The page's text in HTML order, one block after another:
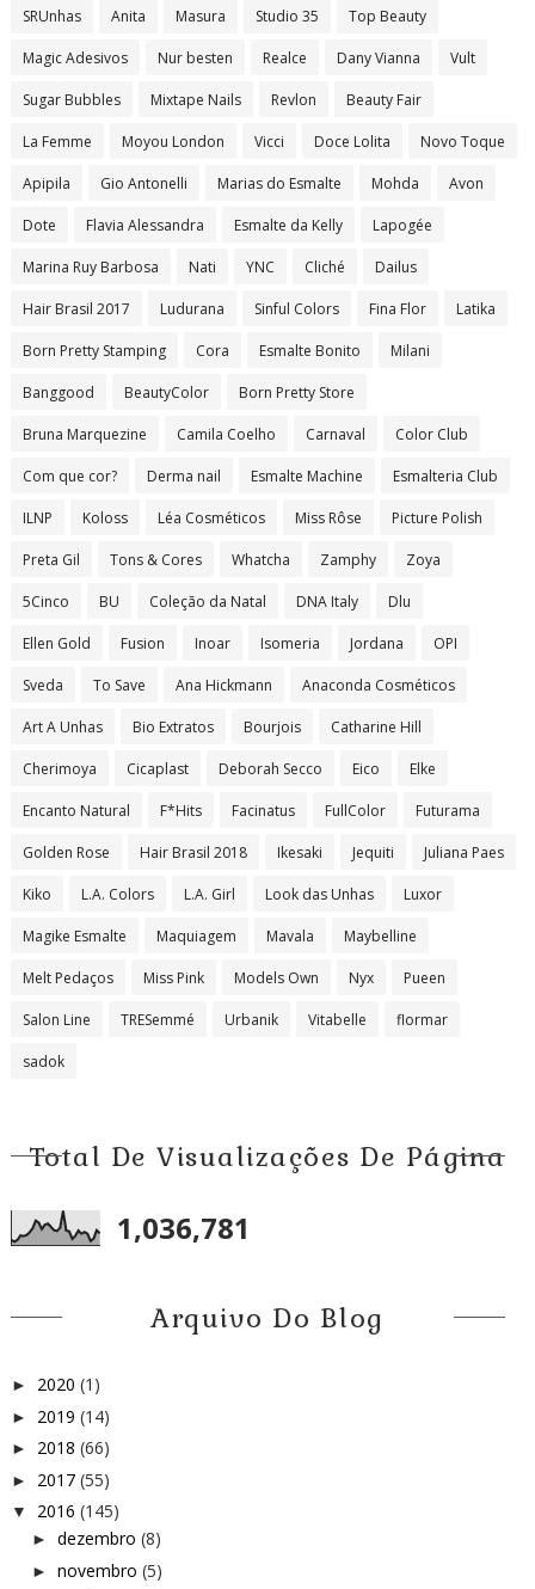
SRUnhas Anita Masura Studio 35 Top Beauty
Magic Adesivos Nur besten Realce Dany Vianna Vult
Sugar Bubbles Mixtape Nails Revlon Beauty Fair
La Femme Moyou London Vicci Doce Lolita Novo Toque
Apipila Gio Antonelli Marias do Esmalte Mohda Avon
Dote Flavia Alessandra Esmalte da Kelly Lapogée
Marina Ruy Barbosa Nati YNC Cliché Dailus
Hair Brasil 2017 Ludurana Sinful Colors Fina Flor Latika
Born Pretty Stamping Cora Esmalte Bonito Milani
Banggood BeautyColor Born Pretty Store
Bruna Marquezine Camila Coelho Carnaval Color Club
Com que cor? Derma nail Esmalte Machine Esmalteria Club
ILNP Koloss Léa Cosméticos Miss Rôse Picture Polish
Preta Gil Tons & Cores Whatcha Zamphy Zoya
5Cinco BU Coleção da Natal DNA Italy Dlu
Ellen Gold Fusion Inoar Isomeria Jordana OPI
Sveda To Save Ana Hickmann Anaconda Cosméticos
Art A Unhas Bio Extratos Bourjois Catharine Hill
Cherimoya Cicaplast Deborah Secco Eico Elke
Encanto Natural F*Hits Facinatus FullColor Futurama
Golden Rose Hair Brasil 2018 Ikesaki Jequiti Juliana Paes
Kiko L.A. Colors L.A. Girl Look das Unhas Luxor
Magike Esmalte Maquiagem Mavala Maybelline
Melt Pedaços Miss Pink Models Own Nyx Pueen
Salon Line TRESemmé Urbanik Vitabelle flormar
sadok
Total De Visualizações De Página
1,036,781
Arquivo Do Blog
► 2020 (1)
► 2019 (14)
► 2018 (66)
► 2017 (55)
▼ 2016 (145)
► dezembro (8)
► novembro (5)